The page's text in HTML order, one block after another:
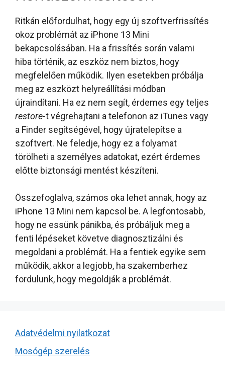
Ritkán előfordulhat, hogy egy új szoftverfrissítés
okoz problémát az iPhone 13 Mini
bekapcsolásában. Ha a frissítés során valami
hiba történik, az eszköz nem biztos, hogy
megfelelően működik. Ilyen esetekben próbálja
meg az eszközt helyreállítási módban
újraindítani. Ha ez nem segít, érdemes egy teljes
restore-t végrehajtani a telefonon az iTunes vagy
a Finder segítségével, hogy újratelepítse a
szoftvert. Ne feledje, hogy ez a folyamat
törölheti a személyes adatokat, ezért érdemes
előtte biztonsági mentést készíteni.
Összefoglalva, számos oka lehet annak, hogy az
iPhone 13 Mini nem kapcsol be. A legfontosabb,
hogy ne essünk pánikba, és próbáljuk meg a
fenti lépéseket követve diagnosztizálni és
megoldani a problémát. Ha a fentiek egyike sem
működik, akkor a legjobb, ha szakemberhez
fordulunk, hogy megoldják a problémát.
Adatvédelmi nyilatkozat
Mosógép szerelés